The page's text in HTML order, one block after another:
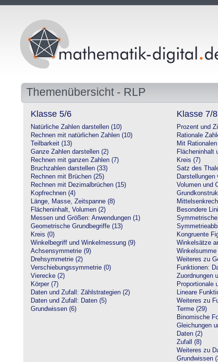
Themenübersicht - RLP
Klasse 5/6
Natürliche Zahlen darstellen (10)
Rechnen mit natürlichen Zahlen (10)
Teilbarkeit (13)
Ganze Zahlen darstellen (2)
Rechnen mit ganzen Zahlen (7)
Bruchzahlen darstellen (33)
Rechnen mit Brüchen (25)
Rechnen mit Dezimalbrüchen (15)
Kopfrechnen (4)
Länge, Masse, Zeitspanne (8)
Flächeninhalt, Volumen (2)
Messen und Größen: Anwendungen (1)
Geometrische Grundbegriffe (13)
Kreis (0)
Winkelbegriff und Winkelmessung (9)
Achsensymmetrie (9)
Drehsymmetrie (2)
Verschiebungssymmetrie (0)
Vierecke (2)
Körper (7)
Daten und Zufall: Zählstrategien (2)
Daten und Zufall: Daten (5)
Grundwissen (6)
Klasse 7/8
Prozent und
Rationale
Mit
Flächeninhalt
Kreis (7)
Satz des
Darstellungen
Volumen und
Besondere
Kongruente
Winkelsätze
Weiteres zu
Funktionen:
Zuordnungen
Proportionale
Lineare
Weiteres zu
Terme (29)
Binomische
Gleichungen
Daten (2)
Zufall (8)
Weiteres zu
Grundwissen